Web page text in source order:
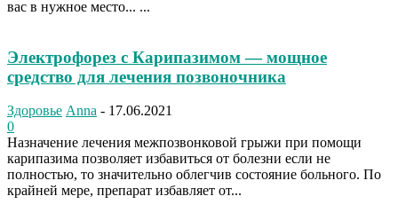
вас в нужное место... ...
Электрофорез с Карипазимом — мощное
средство для лечения позвоночника
Здоровье Anna - 17.06.2021
0
Назначение лечения межпозвонковой грыжи при помощи
карипазима позволяет избавиться от болезни если не
полностью, то значительно облегчив состояние больного. По
крайней мере, препарат избавляет от...